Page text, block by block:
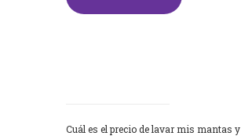
Cuál es el precio de lavar mis mantas y